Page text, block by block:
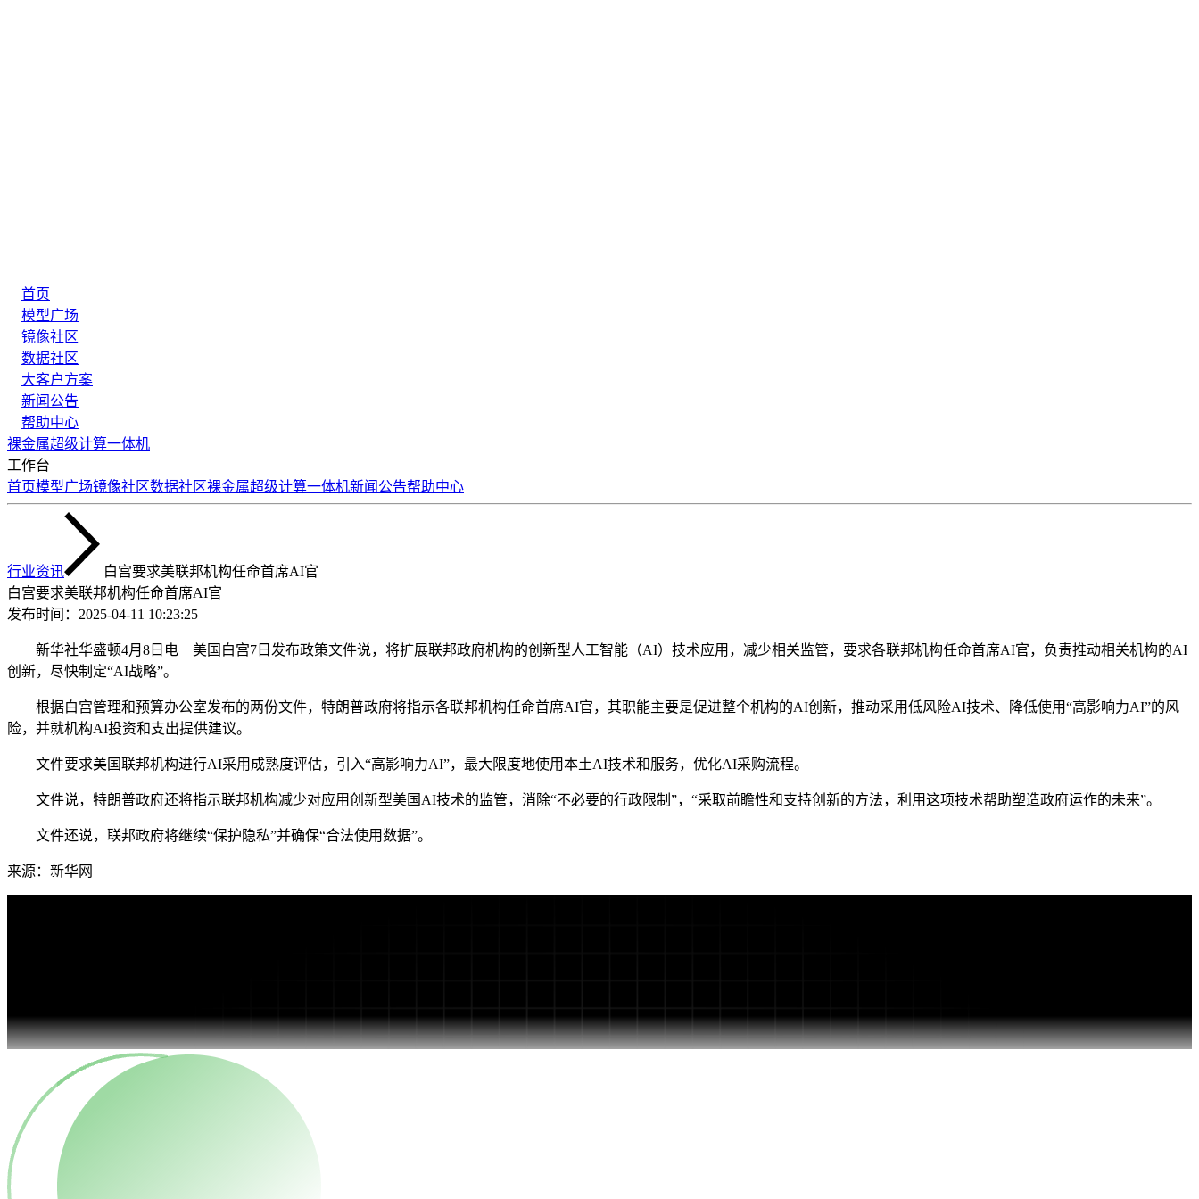
首页
模型广场
镜像社区
数据社区
大客户方案
新闻公告
帮助中心
裸金属超级计算一体机
工作台
首页模型广场镜像社区数据社区裸金属超级计算一体机新闻公告帮助中心
行业资讯
白宫要求美联邦机构任命首席AI官
白宫要求美联邦机构任命首席AI官
发布时间： 2025-04-11 10:23:25
新华社华盛顿4月8日电 美国白宫7日发布政策文件说，将扩展联邦政府机构的创新型人工智能（AI）技术应用，减少相关监管，要求各联邦机构任命首席AI官，负责推动相关机构的AI
创新，尽快制定“AI战略”。
根据白宫管理和预算办公室发布的两份文件，特朗普政府将指示各联邦机构任命首席AI官，其职能主要是促进整个机构的AI创新，推动采用低风险AI技术、降低使用“高影响力AI”的风
险，并就机构AI投资和支出提供建议。
文件要求美国联邦机构进行AI采用成熟度评估，引入“高影响力AI”，最大限度地使用本土AI技术和服务，优化AI采购流程。
文件说，特朗普政府还将指示联邦机构减少对应用创新型美国AI技术的监管，消除“不必要的行政限制”，“采取前瞻性和支持创新的方法，利用这项技术帮助塑造政府运作的未来”。
文件还说，联邦政府将继续“保护隐私”并确保“合法使用数据”。
来源：新华网